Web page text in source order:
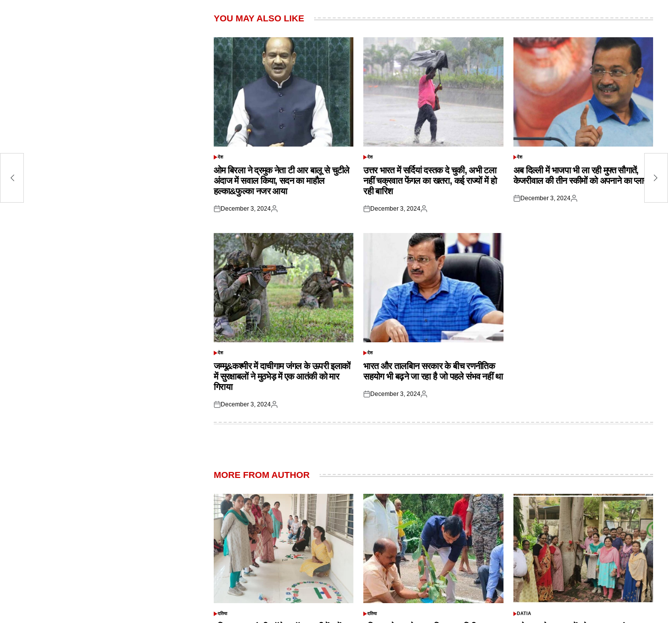
YOU MAY ALSO LIKE
POSTED
देश
ओम बिरला ने द्रमुक नेता टी आर बालू से चुटीले
अंदाज में सवाल किया, सदन का माहौल
हल्का&फुल्का नजर आया
Posted
December 3, 2024
Posted
POSTED
देश
उत्तर भारत में सर्दियां दस्तक दे चुकी, अभी टला
नहीं चक्रवात फेंगल का खतरा, कई राज्यों में हो
रही बारिश
Posted
December 3, 2024
Posted
POSTED
देश
अब दिल्ली में भाजपा भी ला रही मुफ्त सौगातें,
केजरीवाल की तीन स्कीमों को अपनाने का प्लान
Posted
December 3, 2024
Posted
POSTED
देश
जम्मू&कश्मीर में दाचीगाम जंगल के ऊपरी इलाकों
में सुरक्षाबलों ने मुठभेड़ में एक आतंकी को मार
गिराया
Posted
December 3, 2024
Posted
POSTED
देश
भारत और तालबिान सरकार के बीच रणनीतिक
सहयोग भी बढ़ने जा रहा है जो पहले संभव नहीं था
Posted
December 3, 2024
Posted
MORE FROM AUTHOR
POSTED
दतिया
POSTED
दतिया
POSTED
DATIA